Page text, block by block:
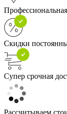
Скидки
Супер срочная
Рассчитываем